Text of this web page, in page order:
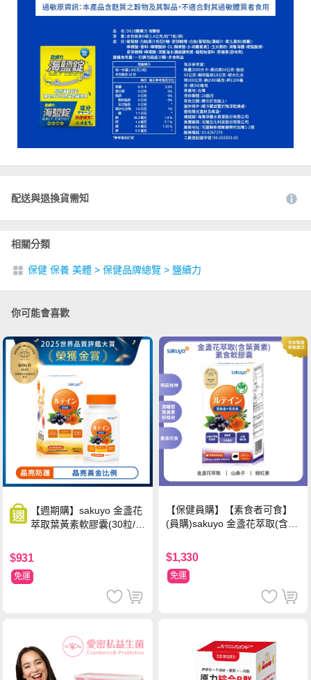
配送與退換貨需知
相關分類
保健 保養 美體 > 保健品牌總覽 > 鹽續力
你可能會喜歡
【週期購】sakuyo 金盞花
萃取葉黃素軟膠囊(30粒/
$931
免運
【保健員購】【素食者可食】
(員購)sakuyo 金盞花萃取(含葉
瓶)
$1,330
免運